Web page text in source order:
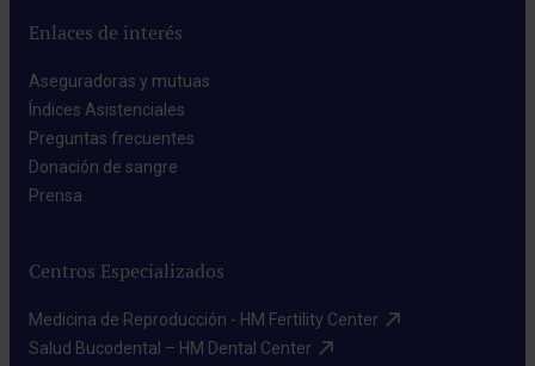
Enlaces de interés
Aseguradoras y mutuas​
Índices Asistenciales​
Preguntas frecuentes​
Donación de sangre​
Prensa​
Centros Especializados
Medicina de Reproducción - HM Fertility Center​
Salud Bucodental – HM Dental Center​